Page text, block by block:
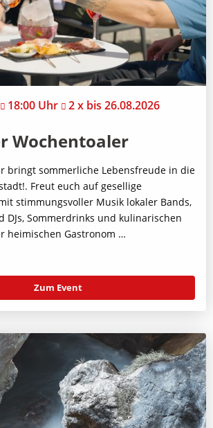
18:00 Uhr 2 x bis 26.08.2026
Wochentoaler
bringt sommerliche Lebensfreude in die
Freut euch auf gesellige
stimmungsvoller Musik lokaler Bands,
DJs, Sommerdrinks und kulinarischen
heimischen Gastronom …
Zum Event